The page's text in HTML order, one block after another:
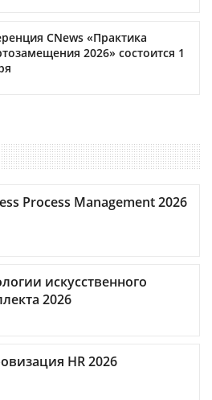
CNews «Практика
2026» состоится 1
Process Management 2026
искусственного
2026
HR 2026